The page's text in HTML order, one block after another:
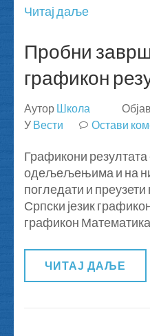
Читај даље
Пробни
графикон
Аутор Школа
У Вести Остави
Графикони
одељељењима и на
погледати и
Српски језик
графикон
ЧИТАЈ ДАЉЕ